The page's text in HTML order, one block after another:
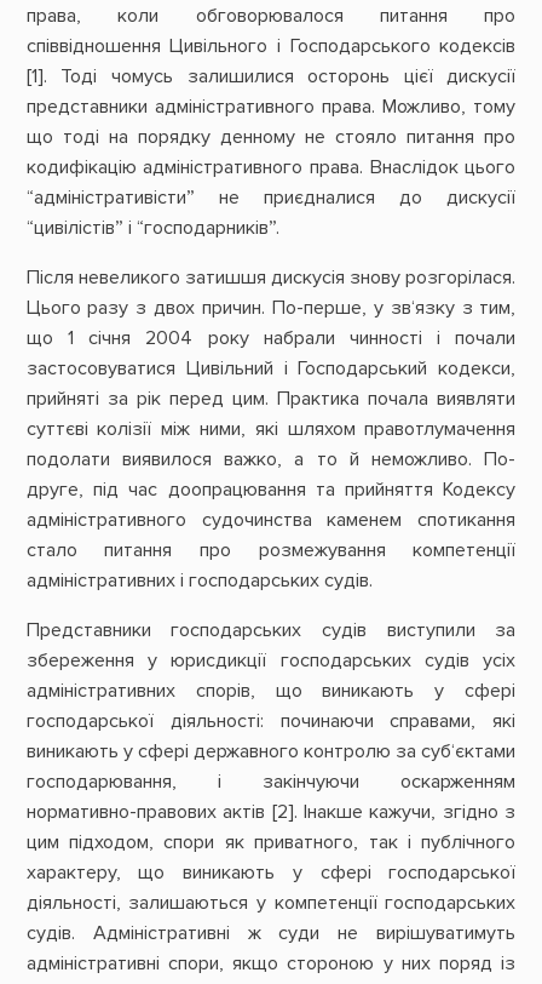
права, коли обговорювалося питання про
співвідношення Цивільного і Господарського кодексів
[1]. Тоді чомусь залишилися осторонь цієї дискусії
представники адміністративного права. Можливо, тому
що тоді на порядку денному не стояло питання про
кодифікацію адміністративного права. Внаслідок цього
“адміністративісти” не приєдналися до дискусії
“цивілістів” і “господарників”.
Після невеликого затишшя дискусія знову розгорілася.
Цього разу з двох причин. По-перше, у зв‘язку з тим,
що 1 січня 2004 року набрали чинності і почали
застосовуватися Цивільний і Господарський кодекси,
прийняті за рік перед цим. Практика почала виявляти
суттєві колізії між ними, які шляхом правотлумачення
подолати виявилося важко, а то й неможливо. По-
друге, під час доопрацювання та прийняття Кодексу
адміністративного судочинства каменем спотикання
стало питання про розмежування компетенції
адміністративних і господарських судів.
Представники господарських судів виступили за
збереження у юрисдикції господарських судів усіх
адміністративних спорів, що виникають у сфері
господарської діяльності: починаючи справами, які
виникають у сфері державного контролю за суб‘єктами
господарювання, і закінчуючи оскарженням
нормативно-правових актів [2]. Інакше кажучи, згідно з
цим підходом, спори як приватного, так і публічного
характеру, що виникають у сфері господарської
діяльності, залишаються у компетенції господарських
судів. Адміністративні ж суди не вирішуватимуть
адміністративні спори, якщо стороною у них поряд із